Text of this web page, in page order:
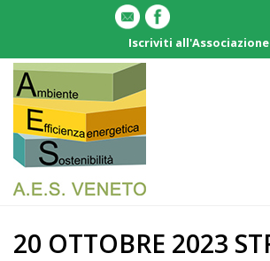
contenuto
principale
Iscriviti all'Associazione
20 OTTOBRE 2023